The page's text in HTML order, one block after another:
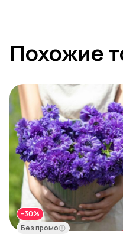
Похожие
-30%
Без промо